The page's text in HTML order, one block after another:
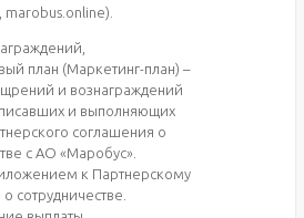
план (Маркетинг-план) –
и вознаграждений
и выполняющих
соглашения о
с АО «Маробус».
к Партнерскому
сотрудничестве.